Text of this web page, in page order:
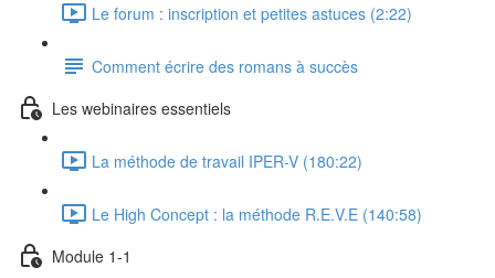
Le forum : inscription et petites astuces (2:22)
Comment écrire des romans à succès
Les webinaires essentiels
La méthode de travail IPER-V (180:22)
Le High Concept : la méthode R.E.V.E (140:58)
Module 1-1